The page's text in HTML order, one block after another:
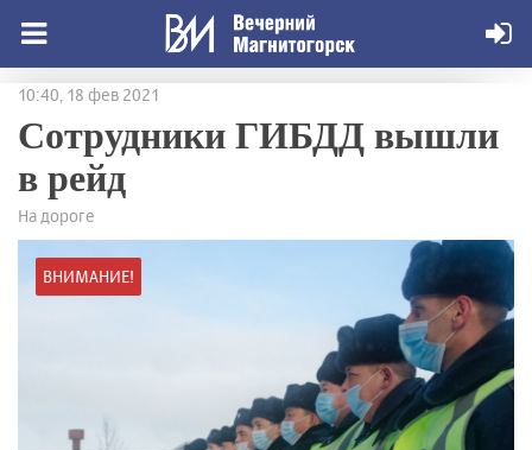
10:40, 18 фев 2021
Сотрудники ГИБДД вышли
в рейд
На дороге
ВНИМАНИЕ!